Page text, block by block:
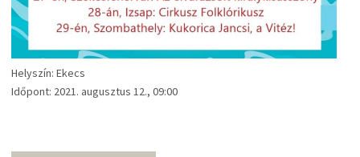
Helyszín: Ekecs
Időpont: 2021. augusztus 12., 09:00